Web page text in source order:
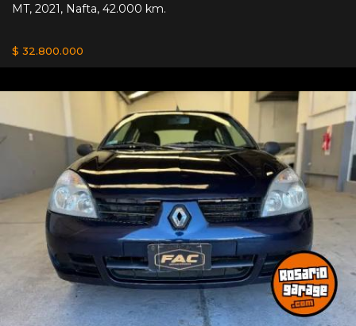
MT, 2021, Nafta, 42.000 km.
$ 32.800.000